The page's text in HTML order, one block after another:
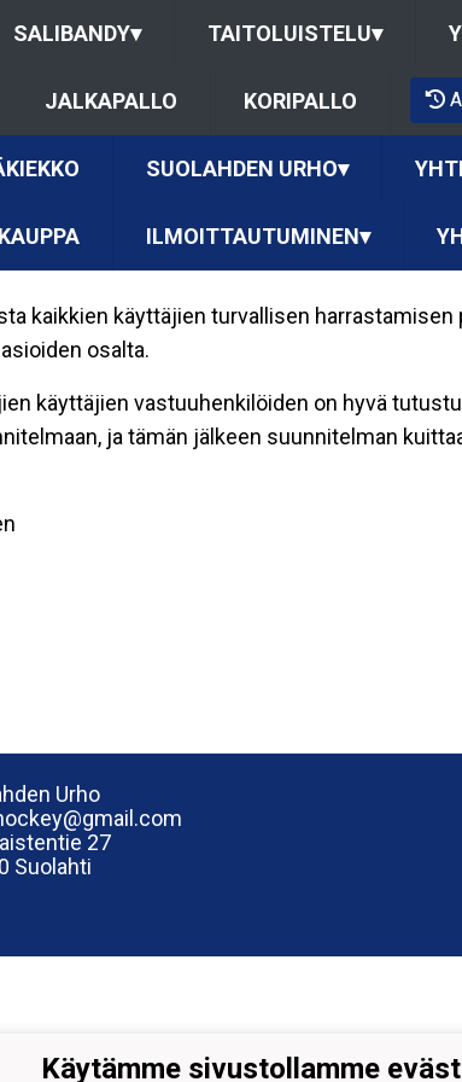
SALIBANDY▾ TAITOLUISTELU▾
JALKAPALLO KORIPALLO
SUOLAHDEN URHO▾
ILMOITTAUTUMINEN▾
kaikkien käyttäjien turvallisen
osalta.
käyttäjien vastuuhenkilöiden on hyvä
ja tämän jälkeen suunnitelman
Urho
27
Suolahti
Käytämme sivustollamme